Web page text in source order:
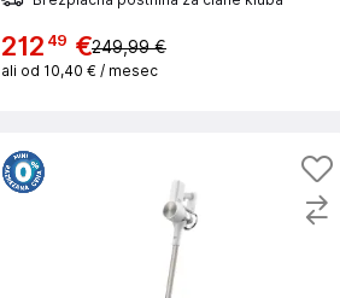
212 49 €249,99 €
ali od 10,40 € / mesec